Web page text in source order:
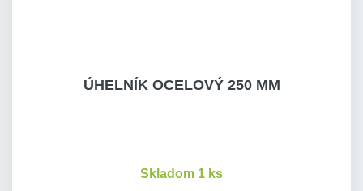
ÚHELNÍK OCELOVÝ 250 MM
Skladom 1 ks